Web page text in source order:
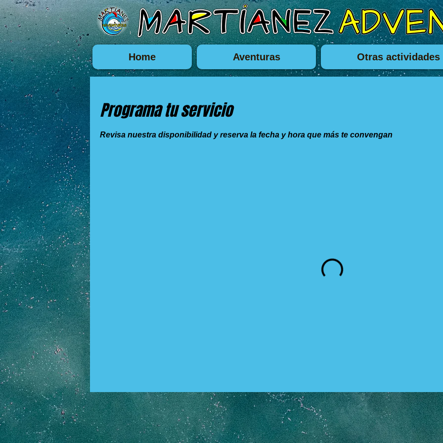
Home Aventuras Otras actividades
Programa tu servicio
Revisa nuestra disponibilidad y reserva la fecha y hora que más te convengan